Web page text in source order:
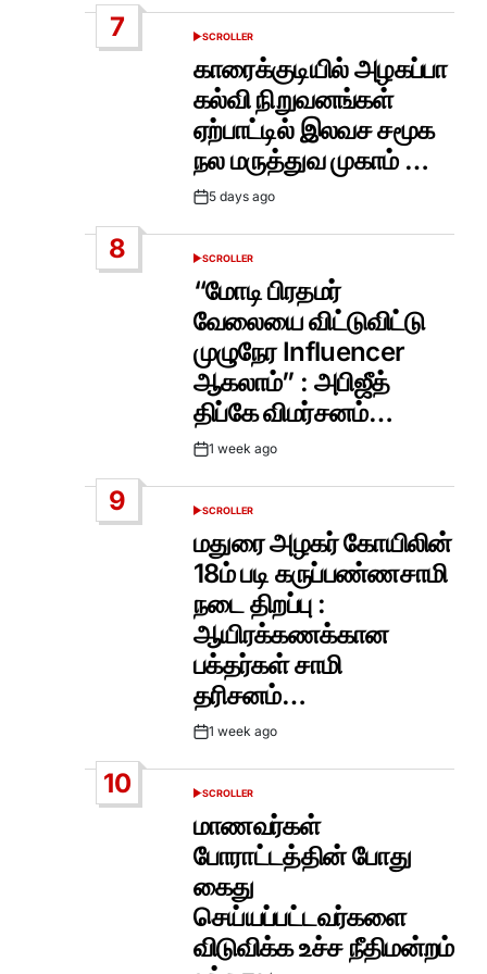
7
POSTED
SCROLLER
காரைக்குடியில் அழகப்பா
கல்வி நிறுவனங்கள்
ஏற்பாட்டில் இலவச சமூக
நல மருத்துவ முகாம் …
Post5 days ago
8
POSTED
SCROLLER
“மோடி பிரதமர்
வேலையை விட்டுவிட்டு
முழுநேர Influencer
ஆகலாம்” : அபிஜீத்
திப்கே விமர்சனம்…
Post1 week ago
9
POSTED
SCROLLER
மதுரை அழகர் கோயிலின்
18ம் படி கருப்பண்ணசாமி
நடை திறப்பு :
ஆயிரக்கணக்கான
பக்தர்கள் சாமி
தரிசனம்…
Post1 week ago
10
POSTED
SCROLLER
மாணவர்கள்
போராட்டத்தின் போது
கைது
செய்யப்பட்டவர்களை
விடுவிக்க உச்ச நீதிமன்றம்